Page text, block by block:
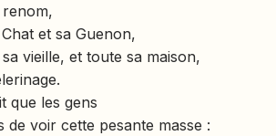
et sa Guenon,
vieille, et toute sa maison,
que les gens
de voir cette pesante masse :